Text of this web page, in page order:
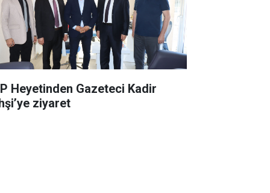
Heyetinden Gazeteci Kadir
ziyaret